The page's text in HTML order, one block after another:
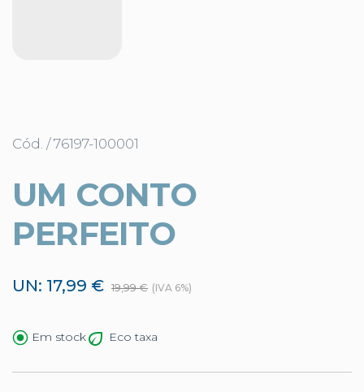
Cód. / 76197-100001
UM CONTO
PERFEITO
UN: 17,99 € 19,99 € (IVA 6%)
Em stock Eco taxa